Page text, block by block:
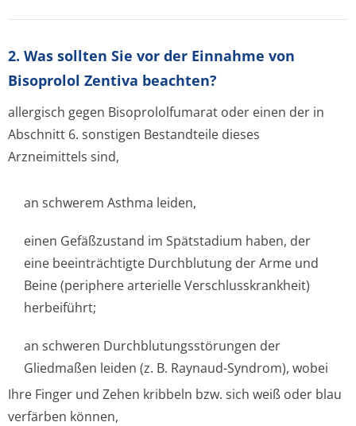
2. Was sollten Sie vor der Einnahme von
Bisoprolol Zentiva beachten?
allergisch gegen Bisoprololfumarat oder einen der in
Abschnitt 6. sonstigen Bestandteile dieses
Arzneimittels sind,
an schwerem Asthma leiden,
einen Gefäßzustand im Spätstadium haben, der
eine beeinträchtigte Durchblutung der Arme und
Beine (periphere arterielle Verschlusskran­kheit)
herbeiführt;
an schweren Durchblutungsstörun­gen der
Gliedmaßen leiden (z. B. Raynaud-Syndrom), wobei
Ihre Finger und Zehen kribbeln bzw. sich weiß oder blau
verfärben können,